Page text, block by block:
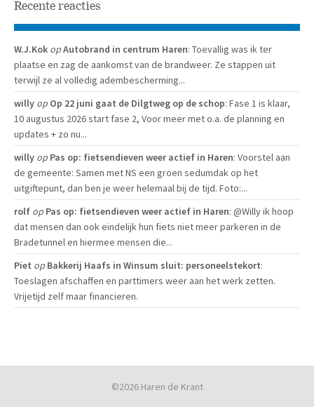
Recente reacties
W.J.Kok opAutobrand in centrum Haren: Toevallig was ik ter
plaatse en zag de aankomst van de brandweer. Ze stappen uit
terwijl ze al volledig adembescherming...
willy op Op 22 juni gaat de Dilgtweg op de schop: Fase 1 is klaar,
10 augustus 2026 start fase 2, Voor meer met o.a. de planning en
updates + zo nu...
willy op Pas op: fietsendieven weer actief in Haren: Voorstel aan
de gemeente: Samen met NS een groen sedumdak op het
uitgiftepunt, dan ben je weer helemaal bij de tijd. Foto:...
rolf op Pas op: fietsendieven weer actief in Haren: @Willy ik hoop
dat mensen dan ook eindelijk hun fiets niet meer parkeren in de
Bradetunnel en hiermee mensen die...
Piet op Bakkerij Haafs in Winsum sluit: personeelstekort:
Toeslagen afschaffen en parttimers weer aan het werk zetten.
Vrijetijd zelf maar financieren.
©2026 Haren de Krant